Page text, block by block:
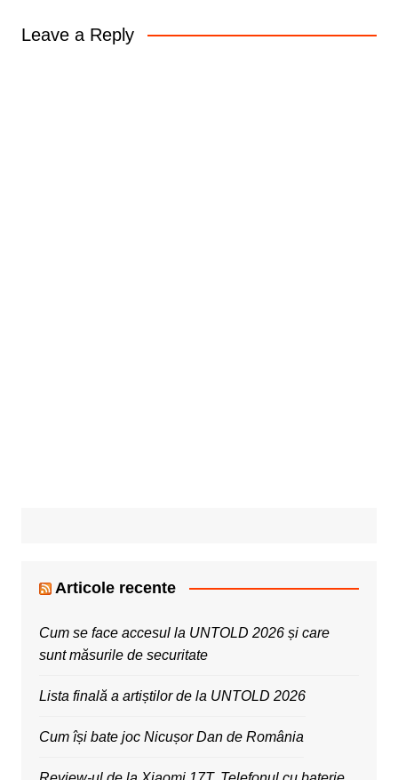
Leave a Reply
Articole recente
Cum se face accesul la UNTOLD 2026 și care
sunt măsurile de securitate
Lista finală a artiștilor de la UNTOLD 2026
Cum își bate joc Nicușor Dan de România